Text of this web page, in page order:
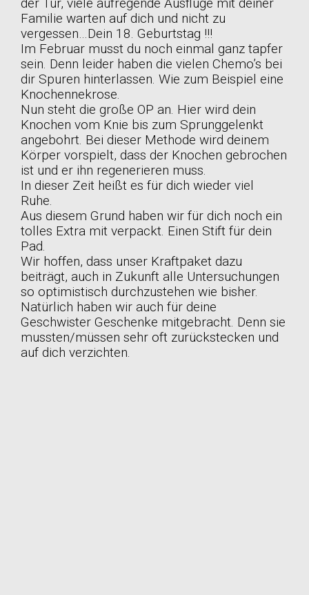
Familie warten auf dich und nicht zu
vergessen…Dein 18. Geburtstag !!!
Im Februar musst du noch einmal ganz tapfer
sein. Denn leider haben die vielen Chemo’s bei
dir Spuren hinterlassen. Wie zum Beispiel eine
Knochennekrose.
Nun steht die große OP an. Hier wird dein
Knochen vom Knie bis zum Sprunggelenkt
angebohrt. Bei dieser Methode wird deinem
Körper vorspielt, dass der Knochen gebrochen
ist und er ihn regenerieren muss.
In dieser Zeit heißt es für dich wieder viel
Ruhe.
Aus diesem Grund haben wir für dich noch ein
tolles Extra mit verpackt. Einen Stift für dein
Pad.
Wir hoffen, dass unser Kraftpaket dazu
beiträgt, auch in Zukunft alle Untersuchungen
so optimistisch durchzustehen wie bisher.
Natürlich haben wir auch für deine
Geschwister Geschenke mitgebracht. Denn sie
mussten/müssen sehr oft zurückstecken und
auf dich verzichten.